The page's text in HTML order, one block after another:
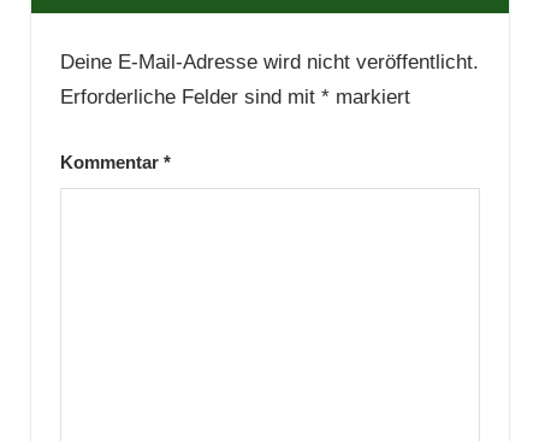
Deine E-Mail-Adresse wird nicht veröffentlicht.
Erforderliche Felder sind mit *markiert
Kommentar *